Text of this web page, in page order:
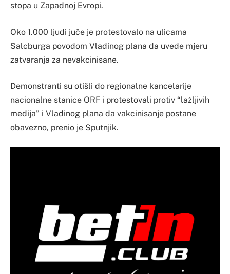
stopa u Zapadnoj Evropi.
Oko 1.000 ljudi juče je protestovalo na ulicama
Salcburga povodom Vladinog plana da uvede mjeru
zatvaranja za nevakcinisane.
Demonstranti su otišli do regionalne kancelarije
nacionalne stanice ORF i protestovali protiv “lažljivih
medija” i Vladinog plana da vakcinisanje postane
obavezno, prenio je Sputnjik.